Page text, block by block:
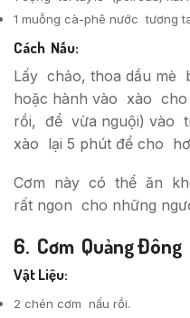
1 muỗng cà-phê nước tương
Cách Nấu:
Lấy chảo, thoa dầu
hoặc hành vào xào
rồi, để vừa nguội) vào
xào lại 5 phút để cho
Cơm này có thể ăn
rất ngon cho những
6. Cơm Quảng Ðông
Vật Liệu:
2 chén cơm nấu rồi.